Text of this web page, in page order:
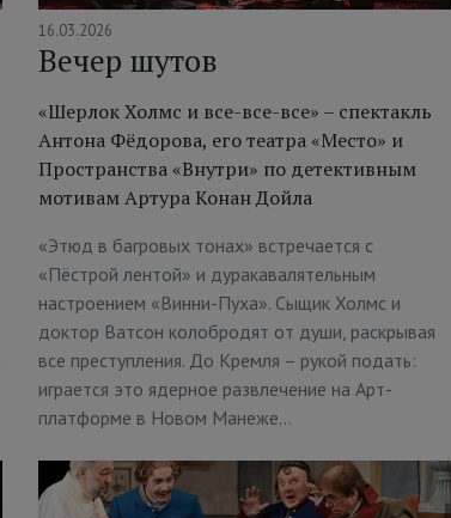
16.03.2026
Вечер шутов
«Шерлок Холмс и все-все-все» – спектакль
Антона Фёдорова, его театра «Место» и
Пространства «Внутри» по детективным
мотивам Артура Конан Дойла
«Этюд в багровых тонах» встречается с
«Пёстрой лентой» и дуракавалятельным
настроением «Винни-Пуха». Сыщик Холмс и
доктор Ватсон колобродят от души, раскрывая
все преступления. До Кремля – рукой подать:
играется это ядерное развлечение на Арт-
платформе в Новом Манеже…